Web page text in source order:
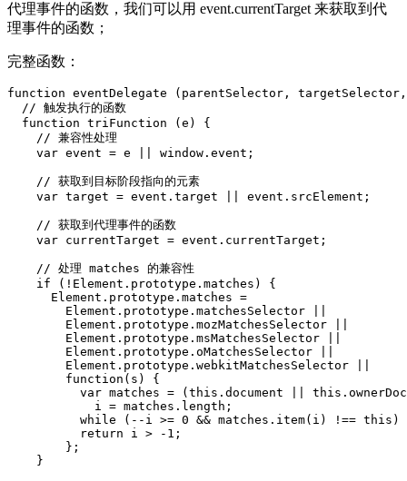
代理事件的函数，我们可以用 event.currentTarget 来获取到代
理事件的函数；
完整函数：
function eventDelegate (parentSelector,
  // 触发执行的函数
  function triFunction (e) {
    // 兼容性处理
    var event = e || window.event;
    // 获取到目标阶段指向的元素
    var target = event.target || event.srcElement;
    // 获取到代理事件的函数
    var currentTarget = event.currentTarget;
    // 处理 matches 的兼容性
    if (!Element.prototype.matches) {
      Element.prototype.matches =
        Element.prototype.matchesSelector ||
        Element.prototype.mozMatchesSelector ||
        Element.prototype.msMatchesSelector ||
        Element.prototype.oMatchesSelector ||
        Element.prototype.webkitMatchesSelector ||
        function(s) {
var matches = (this.document ||
            i = matches.length;
while (--i >= 0 && matches.item(i) !== this)
          return i > -1;
        };
    }